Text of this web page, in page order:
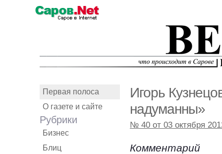
Первая полоса
О газете и сайте
Рубрики
Бизнес
Блиц
Игорь
надуманны»
№ 40 от 03 октября
Комментарий